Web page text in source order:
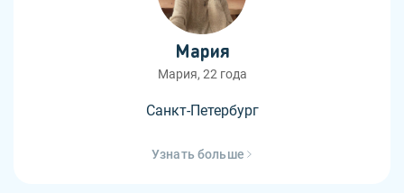
Мария
Мария, 22 года
Санкт-Петербург
Узнать больше